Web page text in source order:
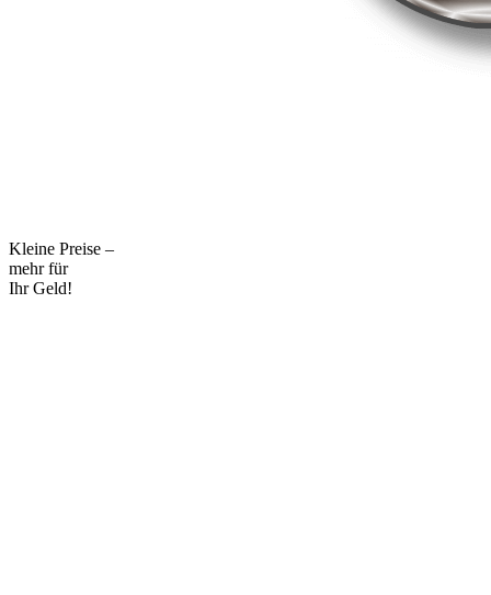
Kleine Preise –
mehr für
Ihr Geld!